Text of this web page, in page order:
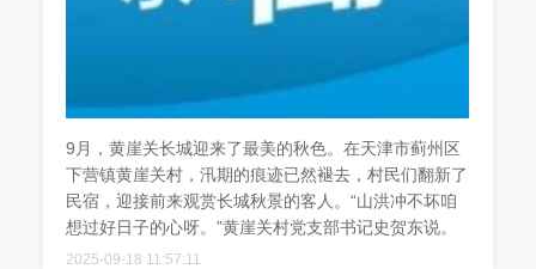
9月，黄崖关长城迎来了最美的秋色。在天津市蓟州区
下营镇黄崖关村，汛期的痕迹已然褪去，村民们翻新了
民宿，迎接前来观赏长城秋景的客人。“山洪冲不坏咱
想过好日子的心呀。”黄崖关村党支部书记史贺东说。
2025-09-18 11:57:11